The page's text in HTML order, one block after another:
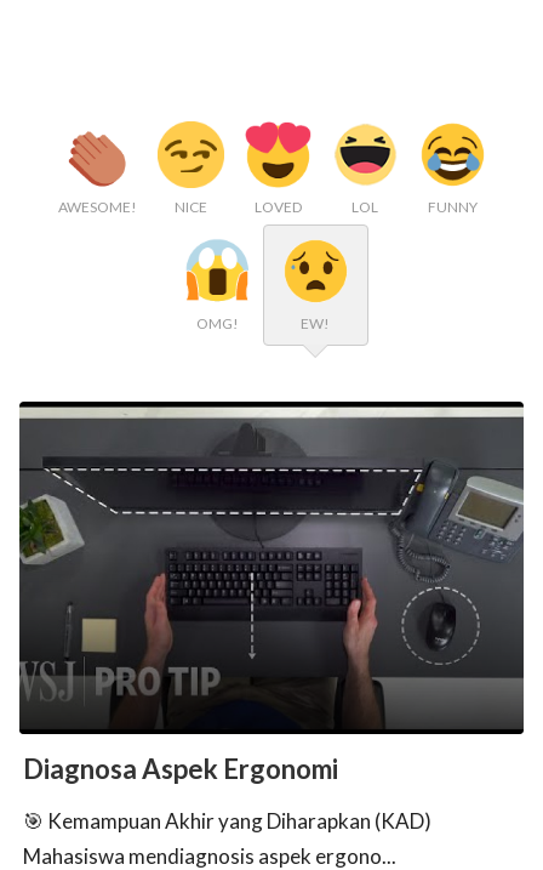
AWESOME! NICE LOVED LOL FUNNY
OMG! EW!
Diagnosa Aspek Ergonomi
🎯 Kemampuan Akhir yang Diharapkan (KAD)
Mahasiswa mendiagnosis aspek ergono...